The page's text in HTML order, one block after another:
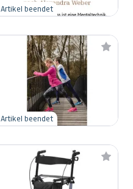
Artikel beendet
Artikel beendet